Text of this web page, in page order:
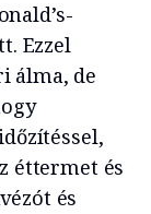
Ezzel
álma, de
éttermet és
és